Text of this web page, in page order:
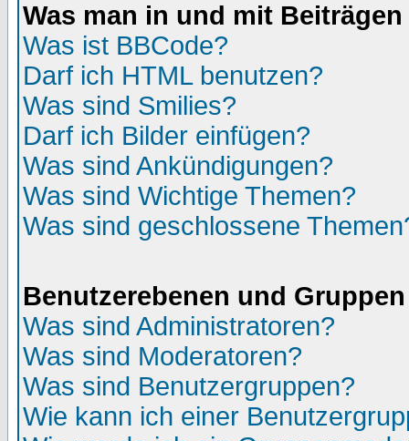
Was man in und mit
Was ist BBCode?
Darf ich HTML benutzen?
Was sind Smilies?
Darf ich Bilder einfügen?
Was sind Ankündigungen?
Was sind Wichtige Themen?
Was sind geschlossene
Benutzerebenen und Gruppen
Was sind Administratoren?
Was sind Moderatoren?
Was sind Benutzergruppen?
Wie kann ich einer